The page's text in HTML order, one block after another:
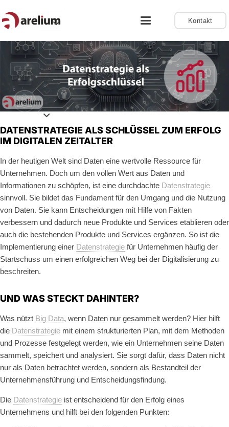
Kontakt
DATENSTRATEGIE ALS SCHLÜSSEL ZUM ERFOLG
IM DIGITALEN ZEITALTER
In der heutigen Welt sind Daten eine wertvolle Ressource für
Unternehmen. Doch um den vollen Wert aus Daten und
Informationen zu schöpfen, ist eine durchdachte Datenstrategie
sinnvoll. Sie bildet das Fundament für den Umgang und die Nutzung
von Daten. Sie kann Entscheidungen mit Hilfe von Fakten
verbessern und dadurch neue Produkte und Services etablieren oder
auch die bestehenden Produkte und Services ergänzen. So ist die
Implementierung einer Datenstrategie für Unternehmen häufig der
Startschuss um einen erfolgreichen Weg bei der Digitalisierung zu
beschreiten.
UND WAS STECKT DAHINTER?
Was nützt Big Data, wenn Daten nur gesammelt werden? Hier hilft
die Datenstrategie mit einem strukturierten Plan, mit dem Methoden
und Prozesse festgelegt werden, wie ein Unternehmen seine Daten
sammelt, speichert und analysiert. Sie sorgt dafür, dass Daten nicht
nur als Daten betrachtet werden, sondern als Bestandteil der
Unternehmensführung und Entscheidungsfindung.
Die Datenstrategie ist entscheidend für den Erfolg eines
Unternehmens und hilft bei den folgenden Punkten: